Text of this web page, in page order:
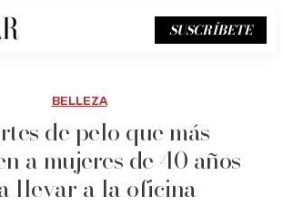
SUSCRÍBETE
BELLEZA
de pelo que más
a mujeres de 40 años
llevar a la oficina